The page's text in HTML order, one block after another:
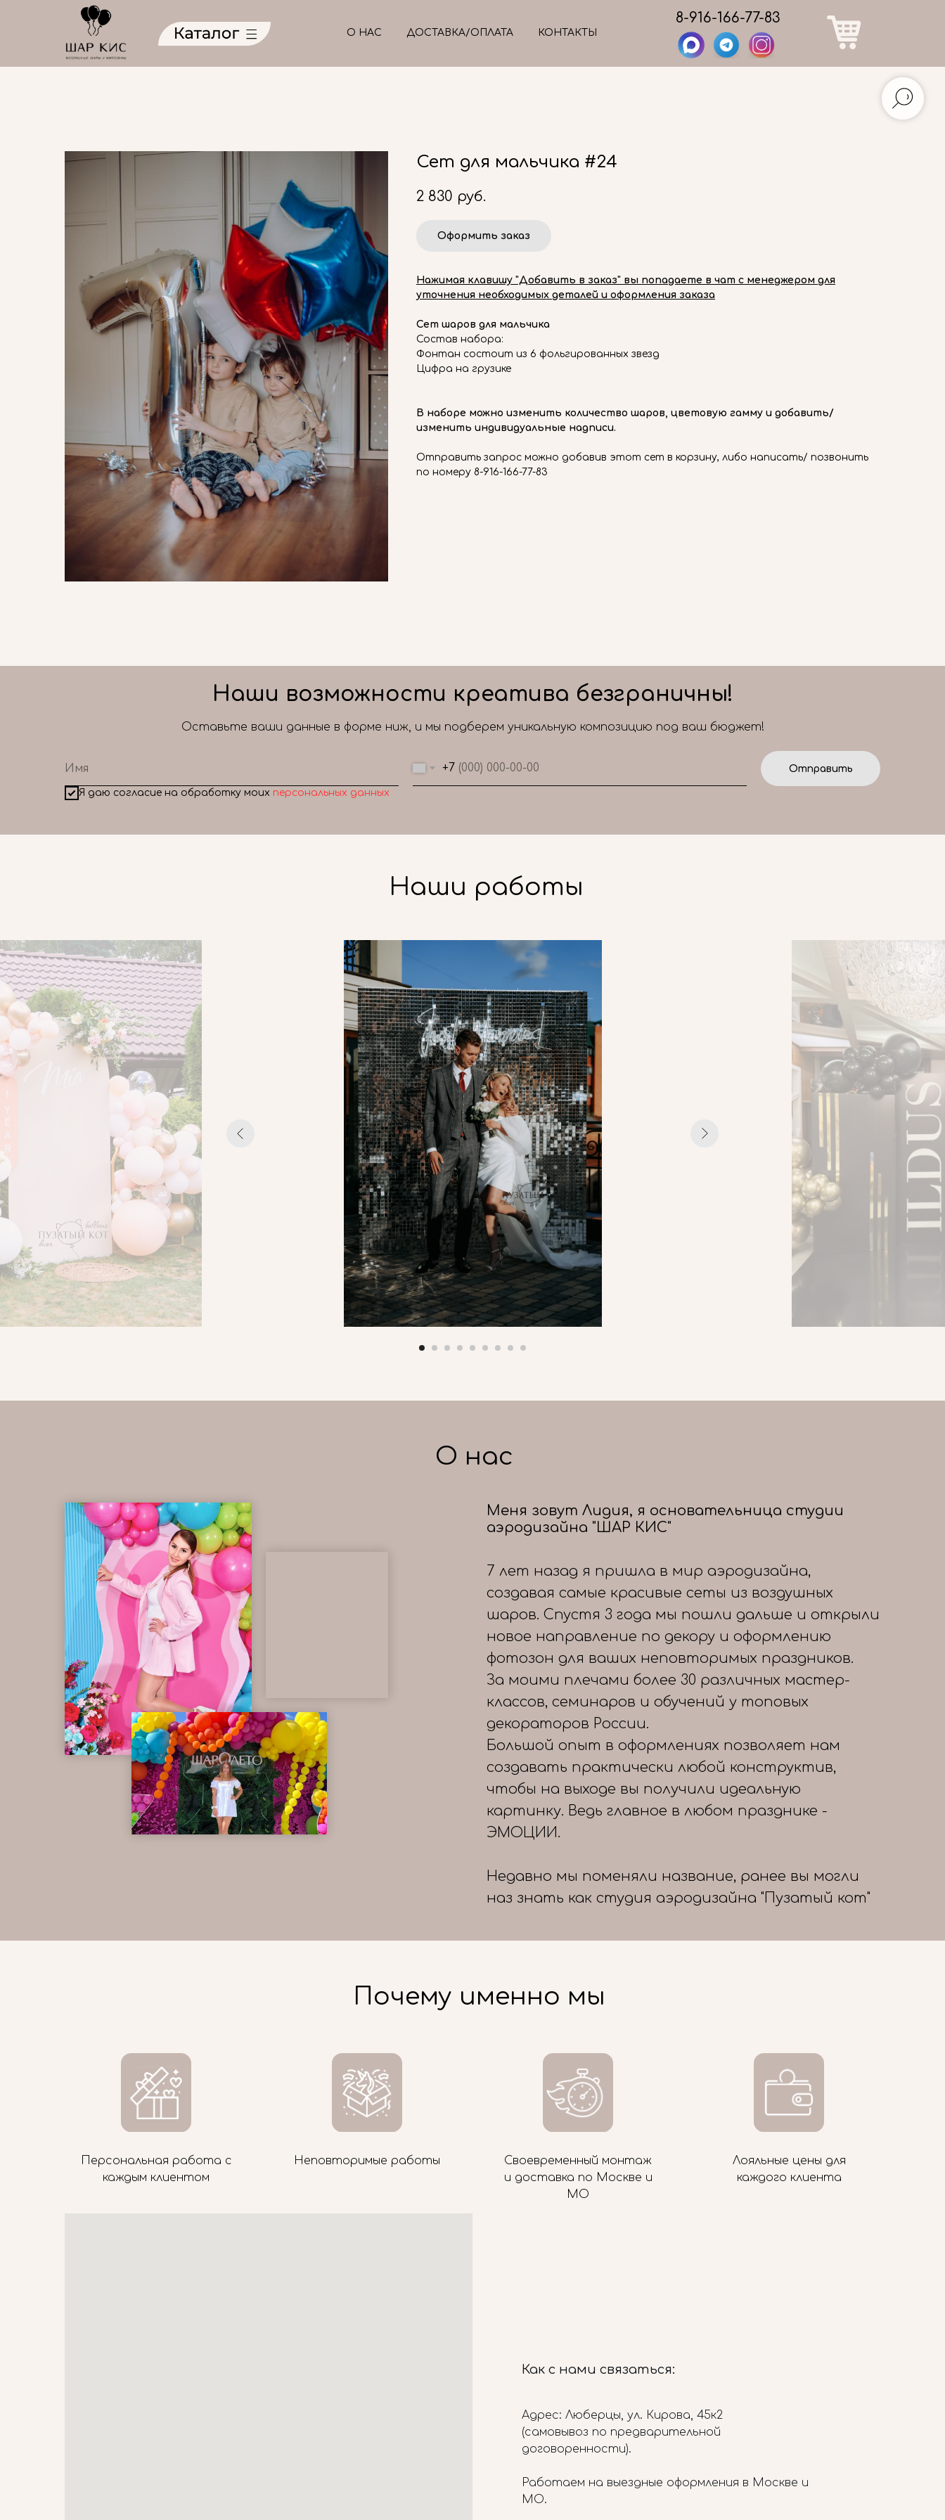
8-916-166-77-83
О НАС ДОСТАВКА/ОПЛАТА КОНТАКТЫ
Сет для мальчика #24
2 830 руб.
Оформить заказ
Нажимая клавишу "Добавить в заказ" вы попадаете в чат с менеджером для
уточнения необходимых деталей и оформления заказа
Сет шаров для мальчика
Состав набора:
Фонтан состоит из 6 фольгированных звезд
Цифра на грузике
В наборе можно изменить количество шаров, цветовую гамму и добавить/
изменить индивидуальные надписи.
Отправить запрос можно добавив этот сет в корзину, либо написать/ позвонить
по номеру 8-916-166-77-83
+7
Я даю согласие на обработку моих персональных данных
Отправить
Наши возможности креатива безграничны!
Оставьте ваши данные в форме ниж, и мы подберем уникальную композицию под ваш бюджет!
Наши работы
О нас
Меня зовут Лидия, я основательница студии
аэродизайна "ШАР КИС"
7 лет назад я пришла в мир аэродизайна,
создавая самые красивые сеты из воздушных
шаров. Спустя 3 года мы пошли дальше и открыли
новое направление по декору и оформлению
фотозон для ваших неповторимых праздников.
За моими плечами более 30 различных мастер-
классов, семинаров и обучений у топовых
декораторов России.
Большой опыт в оформлениях позволяет нам
создавать практически любой конструктив,
чтобы на выходе вы получили идеальную
картинку. Ведь главное в любом празднике -
ЭМОЦИИ.
Недавно мы поменяли название, ранее вы могли
наз знать как студия аэродизайна "Пузатый кот"
Почему именно мы
Персональная работа с
каждым клиентом
Неповторимые работы
Своевременный монтаж
и доставка по Москве и
МО
Лояльные цены для
каждого клиента
Как с нами связаться:
Адрес: Люберцы, ул. Кирова, 45к2
(самовывоз по предварительной
договоренности).
Работаем на выездные оформления в Москве и
МО.